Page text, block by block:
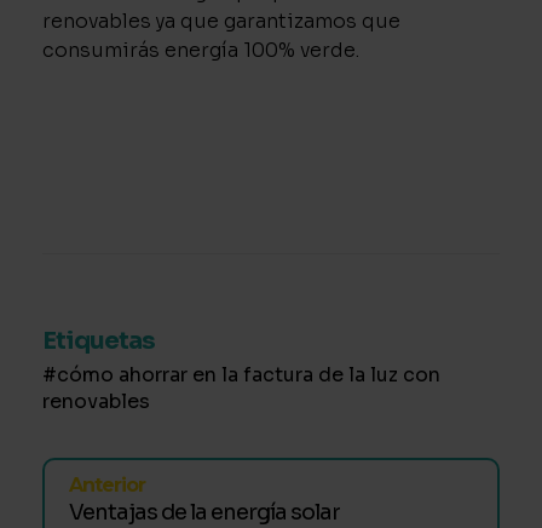
renovables ya que garantizamos que
consumirás energía 100% verde.
Etiquetas
cómo ahorrar en la factura de la luz con
renovables
Anterior
Ventajas de la energía solar